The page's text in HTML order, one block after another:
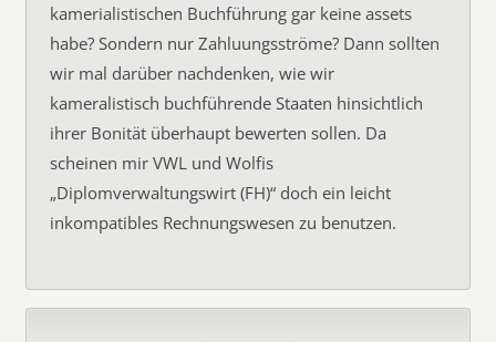
kamerialistischen Buchführung gar keine assets
habe? Sondern nur Zahluungsströme? Dann sollten
wir mal darüber nachdenken, wie wir
kameralistisch buchführende Staaten hinsichtlich
ihrer Bonität überhaupt bewerten sollen. Da
scheinen mir VWL und Wolfis
„Diplomverwaltungswirt (FH)“ doch ein leicht
inkompatibles Rechnungswesen zu benutzen.